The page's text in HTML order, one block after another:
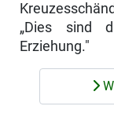
„Dies sind
Erziehung."